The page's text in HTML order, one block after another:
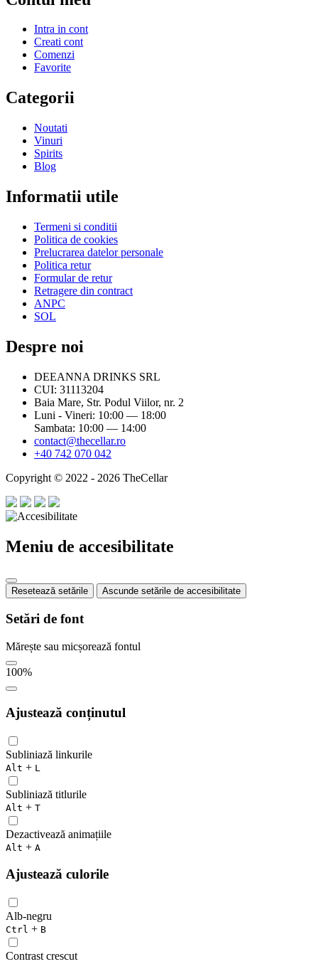
Intra in cont
Creati cont
Comenzi
Favorite
Categorii
Noutati
Vinuri
Spirits
Blog
Informatii utile
Termeni si conditii
Politica de cookies
Prelucrarea datelor personale
Politica retur
Formular de retur
Retragere din contract
ANPC
SOL
Despre noi
DEEANNA DRINKS SRL
CUI: 31113204
Baia Mare, Str. Podul Viilor, nr. 2
Luni - Vineri: 10:00 — 18:00
Sambata: 10:00 — 14:00
contact@thecellar.ro
+40 742 070 042
Copyright © 2022 - 2026 TheCellar
Meniu de accesibilitate
Resetează setările Ascunde setările de accesibilitate
Setări de font
Mărește sau micșorează fontul
100%
Ajustează conținutul
Subliniază linkurile
Alt + L
Subliniază titlurile
Alt + T
Dezactivează animațiile
Alt + A
Ajustează culorile
Alb-negru
Ctrl + B
Contrast crescut